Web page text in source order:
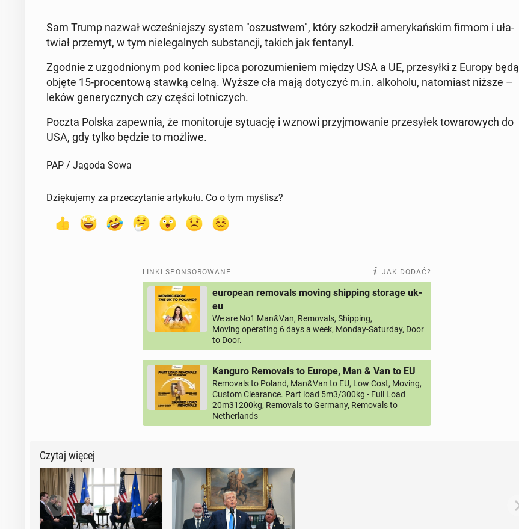
Sam Trump nazwał wcze­śniej­szy system "oszu­stwem", który szko­dził ame­ry­kań­skim firmom i uła­
twiał przemyt, w tym nie­le­gal­nych sub­stan­cji, takich jak fen­ta­nyl.
Zgodnie z uzgod­nio­nym pod koniec lipca po­ro­zu­mie­niem między USA a UE, prze­sył­ki z Europy będą
objęte 15-pro­cen­to­wą stawką celną. Wyższe cła mają do­ty­czyć m.in. al­ko­ho­lu, na­to­miast niższe –
leków ge­ne­rycz­nych czy części lot­ni­czych.
Poczta Polska za­pew­nia, że mo­ni­to­ru­je sy­tu­ację i wznowi przyj­mo­wa­nie prze­sy­łek to­wa­ro­wych do
USA, gdy tylko będzie to możliwe.
PAP / Jagoda Sowa
Dziękujemy za przeczytanie artykułu. Co o tym myślisz?
LINKI SPONSOROWANE JAK DODAĆ?
european removals moving shipping storage uk-
eu
We are No1 Man&Van, Removals, Shipping,
Moving operating 6 days a week, Monday-Saturday, Door
to Door.
Kanguro Removals to Europe, Man & Van to EU
Removals to Poland, Man&Van to EU, Low Cost, Moving,
Custom Clearance. Part load 5m3/300kg - Full Load
20m31200kg, Removals to Germany, Removals to
Netherlands
Czytaj więcej